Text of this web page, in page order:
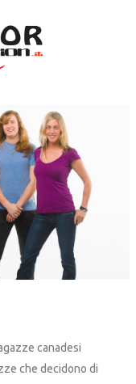
canadesi
che decidono di